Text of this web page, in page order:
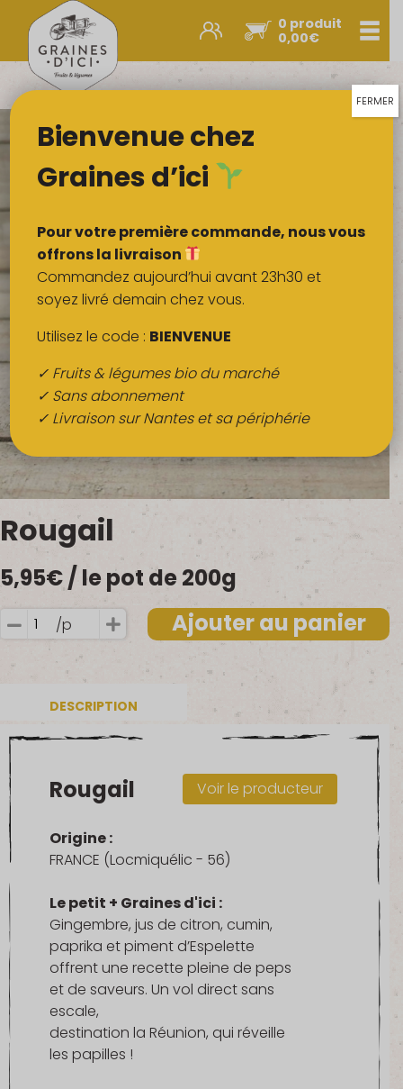
0 produit
0,00€
Promos et nouveautés
Légumes & œufs
Fruits
Viandes
Boulangerie
Crémerie
Poissons
Épicerie sucrée
Épices
Boissons
QUI SOMMES-NOUS ?
FRUITS BIO AU BUREAU
NOS PRODUCTEURS
NOS MARCHÉS
Rougail
5,95€/ le pot de 200g
quantité
Rougail
/p Ajouter au panier
DESCRIPTION
Voir le producteur
Rougail
Origine :
FRANCE (Locmiquélic - 56)
Le petit + Graines d'ici :
Gingembre, jus de citron, cumin,
paprika et piment d’Espelette
offrent une recette pleine de peps
et de saveurs. Un vol direct sans
escale,
destination la Réunion, qui réveille
les papilles !
Bienvenue chez
Graines d’ici
Pour votre première commande, nous vous
offrons la livraison
Commandez aujourd’hui avant 23h30 et
soyez livré demain chez vous.
Utilisez le code : BIENVENUE
✓ Fruits & légumes bio du marché
✓ Sans abonnement
✓ Livraison sur Nantes et sa périphérie
FERMER